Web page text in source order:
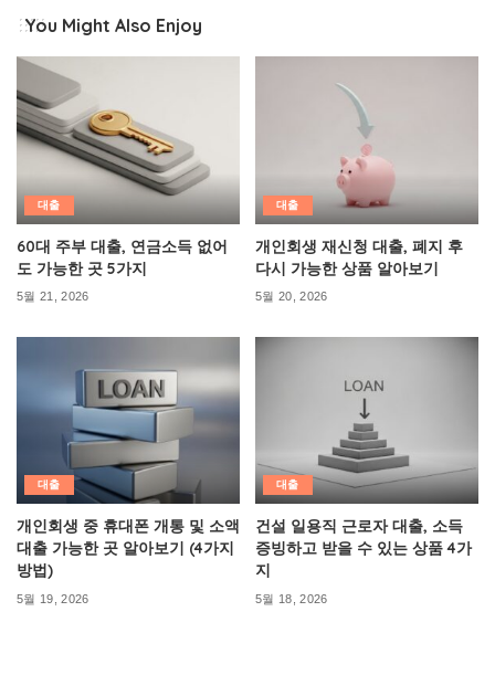
You Might Also Enjoy
대출
60대 주부 대출, 연금소득 없어
도 가능한 곳 5가지
5월 21, 2026
대출
개인회생 재신청 대출, 폐지 후
다시 가능한 상품 알아보기
5월 20, 2026
대출
개인회생 중 휴대폰 개통 및 소액
대출 가능한 곳 알아보기 (4가지
방법)
5월 19, 2026
대출
건설 일용직 근로자 대출, 소득
증빙하고 받을 수 있는 상품 4가
지
5월 18, 2026